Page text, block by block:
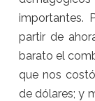
importantes.
partir de
barato el
que nos
de dólares; y